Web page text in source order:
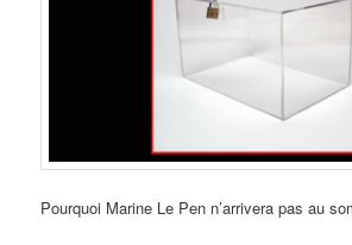
Pourquoi Marine Le Pen n’arrivera pas au